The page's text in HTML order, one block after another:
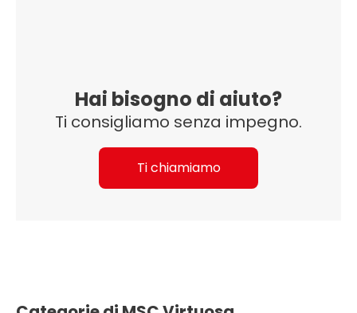
Hai bisogno di aiuto?
Ti consigliamo senza impegno.
Ti chiamiamo